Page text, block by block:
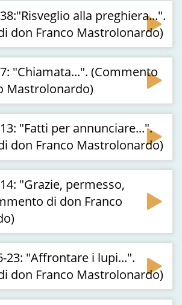
alla preghiera...".
don Franco Mastrolonardo)
"Chiamata...". (Commento
Mastrolonardo)
"Fatti per annunciare...".
don Franco Mastrolonardo)
"Grazie, permesso,
di don Franco
23: "Affrontare i lupi...".
don Franco Mastrolonardo)